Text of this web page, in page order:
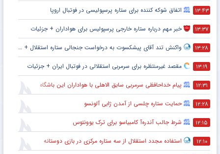
۱۳:۴۳ اتفاق شوکه کننده برای ستاره پرسپولیسی در فوتبال اروپا
۱۳:۳۷ خبر مهم درباره ستاره خارجی پرسپولیس برای هواداران + جزئیات
۱۳:۲۸ واکنش تند آقای پیشکسوت به درخواست جنجالی ستاره استقلال + جزئیات
۱۳:۱۹ مقصد غیرمنتظره برای سرمربی استقلالی در فوتبال ایران + جزئیات
۱۲:۳۱ پیام خداحافظی سرمربی سابق الاهلی با هواداران این باشگاه
۱۲:۲۸ حمایت ستاره چلسی از آمدن ژابی آلونسو
۱۲:۱۵ شرط جالب آندره‌آ کامبیاسو برای ترک یوونتوس
۱۲:۱۰ استفاده مجدد استقلال از سه ستاره مرکزی در بازی دوستانه